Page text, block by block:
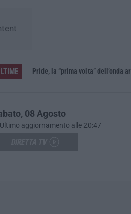
Vinitaly and the City a Reggio: il grande abbraccio tra identità del territorio, storia e cultura – FOTO
08 Agosto
Ultimo aggiornamento alle 20:47